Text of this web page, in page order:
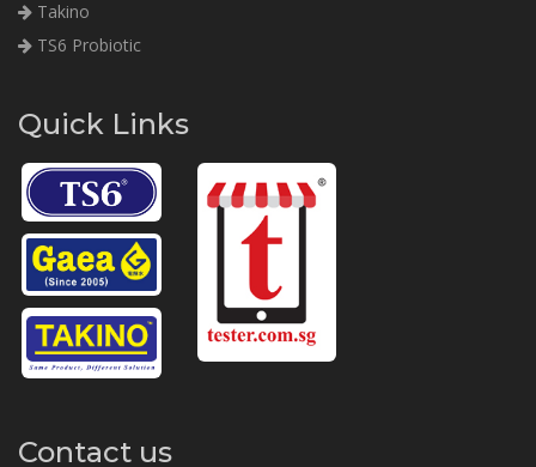
Takino
TS6 Probiotic
Quick Links
Contact us